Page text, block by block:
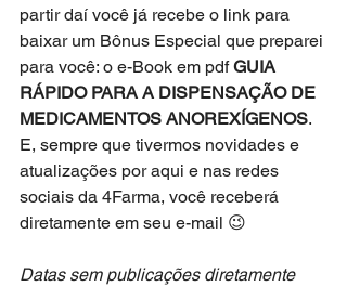
partir daí você já recebe o link para
baixar um Bônus Especial que preparei
para você: o e-Book em pdf GUIA
RÁPIDO PARA A DISPENSAÇÃO DE
MEDICAMENTOS ANOREXÍGENOS.
E, sempre que tivermos novidades e
atualizações por aqui e nas redes
sociais da 4Farma, você receberá
diretamente em seu e-mail 😉
Datas sem publicações diretamente